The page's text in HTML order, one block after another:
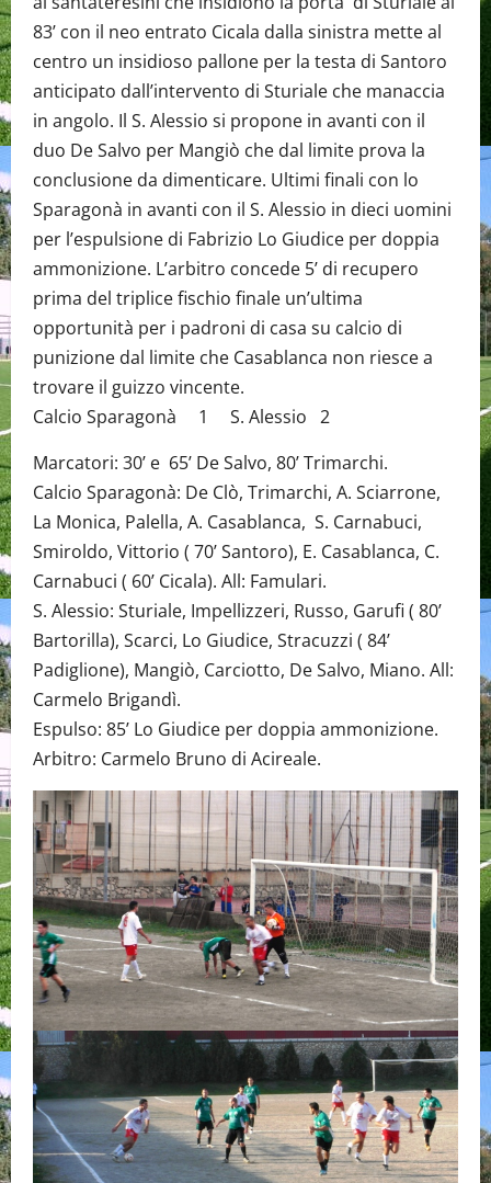
83’ con il neo entrato Cicala dalla sinistra mette al
centro un insidioso pallone per la testa di Santoro
anticipato dall’intervento di Sturiale che manaccia
in angolo. Il S. Alessio si propone in avanti con il
duo De Salvo per Mangiò che dal limite prova la
conclusione da dimenticare. Ultimi finali con lo
Sparagonà in avanti con il S. Alessio in dieci uomini
per l’espulsione di Fabrizio Lo Giudice per doppia
ammonizione. L’arbitro concede 5’ di recupero
prima del triplice fischio finale un’ultima
opportunità per i padroni di casa su calcio di
punizione dal limite che Casablanca non riesce a
trovare il guizzo vincente.
Calcio Sparagonà 1 S. Alessio 2
Marcatori: 30’ e 65’ De Salvo, 80’ Trimarchi.
Calcio Sparagonà: De Clò, Trimarchi, A. Sciarrone,
La Monica, Palella, A. Casablanca, S. Carnabuci,
Smiroldo, Vittorio ( 70’ Santoro), E. Casablanca, C.
Carnabuci ( 60’ Cicala). All: Famulari.
S. Alessio: Sturiale, Impellizzeri, Russo, Garufi ( 80’
Bartorilla), Scarci, Lo Giudice, Stracuzzi ( 84’
Padiglione), Mangiò, Carciotto, De Salvo, Miano. All:
Carmelo Brigandì.
Espulso: 85’ Lo Giudice per doppia ammonizione.
Arbitro: Carmelo Bruno di Acireale.